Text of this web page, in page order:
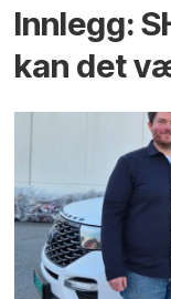
Innlegg:
kan det